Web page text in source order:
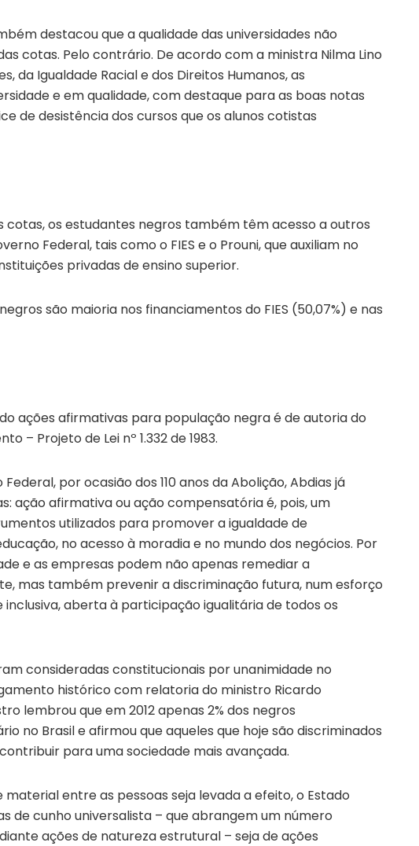
destacou que a qualidade das universidades não
cotas. Pelo contrário. De acordo com a ministra Nilma Lino
da Igualdade Racial e dos Direitos Humanos, as
e em qualidade, com destaque para as boas notas
de desistência dos cursos que os alunos cotistas
cotas, os estudantes negros também têm acesso a outros
Federal, tais como o FIES e o Prouni, que auxiliam no
privadas de ensino superior.
são maioria nos financiamentos do FIES (50,07%) e nas
ações afirmativas para população negra é de autoria do
– Projeto de Lei nº 1.332 de 1983.
por ocasião dos 110 anos da Abolição, Abdias já
ação afirmativa ou ação compensatória é, pois, um
utilizados para promover a igualdade de
no acesso à moradia e no mundo dos negócios. Por
e as empresas podem não apenas remediar a
mas também prevenir a discriminação futura, num esforço
aberta à participação igualitária de todos os
consideradas constitucionais por unanimidade no
histórico com relatoria do ministro Ricardo
lembrou que em 2012 apenas 2% dos negros
no Brasil e afirmou que aqueles que hoje são discriminados
para uma sociedade mais avançada.
material entre as pessoas seja levada a efeito, o Estado
de cunho universalista – que abrangem um número
ações de natureza estrutural – seja de ações